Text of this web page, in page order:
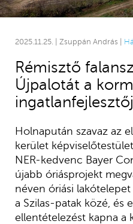
2025.11.25. | Zsuppán András |
Rémisztő
Újpalotát a
Holnapután szavaz az
kerület
NER-kedvenc Bayer
újabb óriásprojekt
néven óriási
a Szilas-patak közé, és
ellentételezést kapna a